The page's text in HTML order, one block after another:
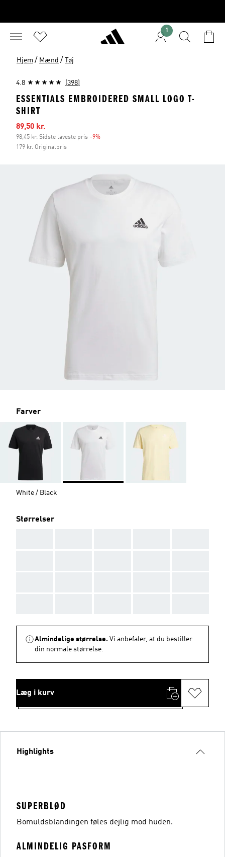
1
Hjem / Mænd / Tøj
4.8 (398)
ESSENTIALS EMBROIDERED SMALL LOGO T-
SHIRT
Udsalgspris
89,50 kr.
98,45 kr. Sidste laveste pris -9%
179 kr. Originalpris
Farver
White / Black
Størrelser
Almindelige størrelse. Vi anbefaler, at du bestiller
din normale størrelse.
Læg i kurv
Highlights
SUPERBLØD
Bomuldsblandingen føles dejlig mod huden.
ALMINDELIG PASFORM